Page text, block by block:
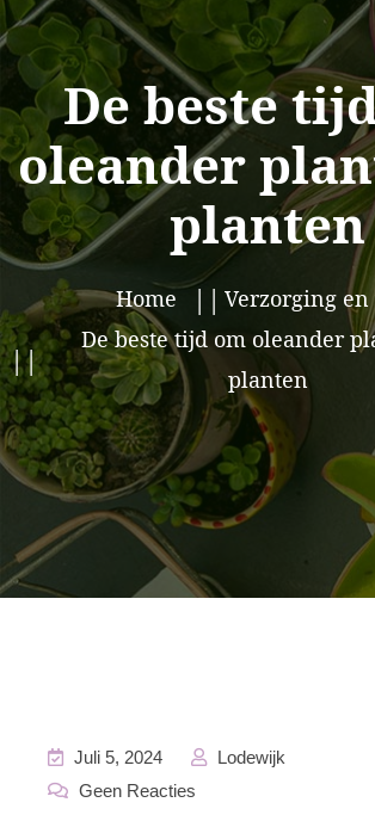
De beste
oleander
planten
Home
Verzorging
De beste tijd om oleander
planten
Juli 5, 2024
Lodewijk
Geen Reacties